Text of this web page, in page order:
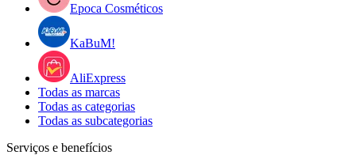
Epoca Cosméticos
KaBuM!
AliExpress
Todas as marcas
Todas as categorias
Todas as subcategorias
Serviços e benefícios